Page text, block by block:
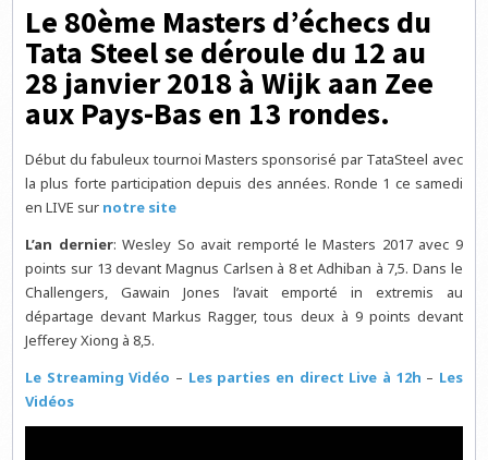
Le 80ème Masters d’échecs du
Tata Steel se déroule du 12 au
28 janvier 2018 à Wijk aan Zee
aux Pays-Bas en 13 rondes.
Début du fabuleux tournoi Masters sponsorisé par TataSteel avec
la plus forte participation depuis des années. Ronde 1 ce samedi
en LIVE sur notre site
L’an dernier: Wesley So avait remporté le Masters 2017 avec 9
points sur 13 devant Magnus Carlsen à 8 et Adhiban à 7,5. Dans le
Challengers, Gawain Jones l’avait emporté in extremis au
départage devant Markus Ragger, tous deux à 9 points devant
Jefferey Xiong à 8,5.
Le Streaming Vidéo – Les parties en direct Live à 12h – Les
Vidéos